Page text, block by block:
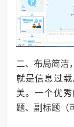
二、布局简洁
就是信息过
美。一个优
题、副标题（